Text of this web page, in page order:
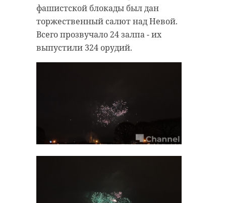
фашистской блокады был дан
торжественный салют над Невой.
Всего прозвучало 24 залпа - их
выпустили 324 орудий.
огласили победителей.
!видео гу мвд
Поделиться статьей: